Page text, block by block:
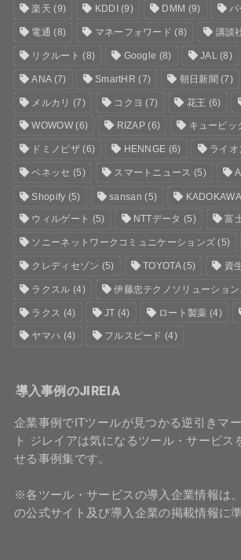
楽天 (9) KDDI (9) DMM (9) パ
電通 (8) マネーフォワード (8) 講談
リクルート (8) Google (8) JAL(8)
ANA(7) SmartHR (7) 朝日新聞 (7)
メルカリ (7) コクヨ (7) 花王 (6)
WOWOW(6) RIZAP (6) キュービッ
ドミノピザ(6) HENNGE (6) ライオ
ベネッセ (5) スマートニュース (5)
Shopify (5) sansan (5) KADOKAWA
ウィルゲート (5) NTTデータ (5) 富
ソニーネットワークコミュニケーションズ (5)
クレディセゾン (5) TOYOTA(5) 資
ラクスル (4) 伊藤忠テクノソリューション
ラクス (4) JT (4) ロート製薬 (4)
ヤマハ (4) フルスピード (4)
導入事例のJIREIA
企業事例でITツールが見つかる逆引きマ
ト ジレイアは気になるツール・サービス
せる事例集です。
※各ツール・サービスの導入企業情報は
の公式サイト及び導入企業の掲載情報に